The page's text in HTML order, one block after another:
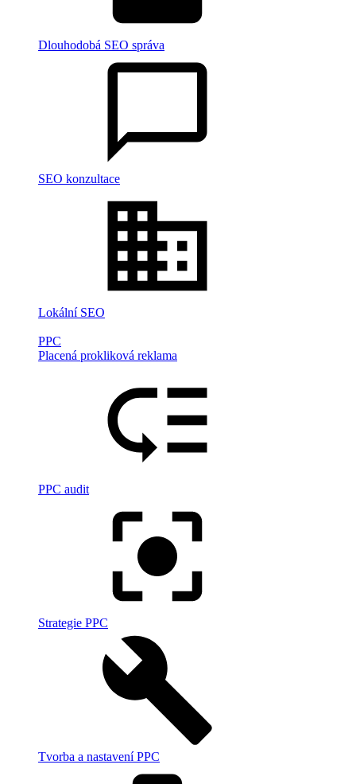
Dlouhodobá SEO správa
SEO konzultace
Lokální SEO
PPC
Placená prokliková reklama
PPC audit
Strategie PPC
Tvorba a nastavení PPC